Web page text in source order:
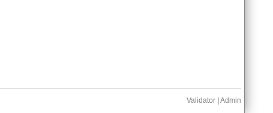
Validator Admin